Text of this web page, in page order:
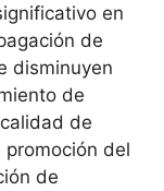
en
de
disminuyen
de
de
del
de